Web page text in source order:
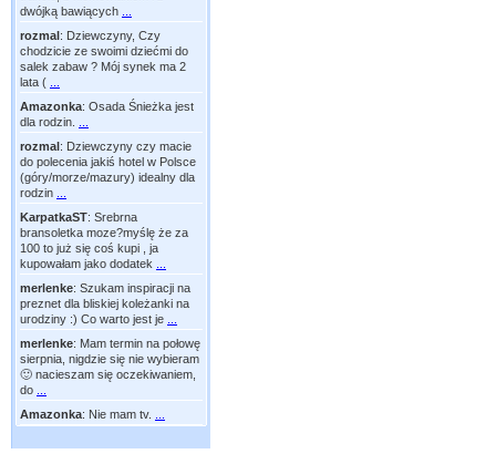
dwójką bawiących
rozmal: Dziewczyny, Czy
chodzicie ze swoimi dziećmi do
salek zabaw ? Mój synek ma 2
lata (
Amazonka: Osada Śnieżka jest
dla rodzin.
rozmal: Dziewczyny czy macie
do polecenia jakiś hotel w Polsce
(góry/morze/mazury) idealny dla
rodzin
KarpatkaST: Srebrna
bransoletka moze?myślę że za
100 to już się coś kupi , ja
kupowałam jako dodatek
merlenke: Szukam inspiracji na
preznet dla bliskiej koleżanki na
urodziny :) Co warto jest je
merlenke: Mam termin na połowę
sierpnia, nigdzie się nie wybieram
🙂 nacieszam się oczekiwaniem,
do
Amazonka: Nie mam tv.